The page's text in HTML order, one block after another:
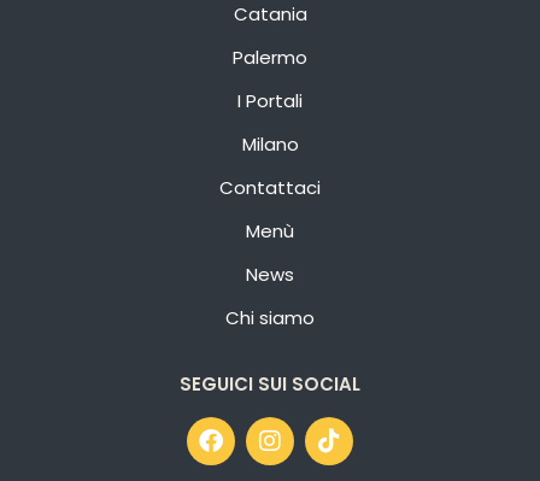
Catania
Palermo
I Portali
Milano
Contattaci
Menù
News
Chi siamo
SEGUICI SUI SOCIAL